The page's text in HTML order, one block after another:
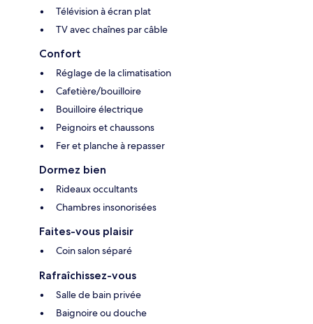
Télévision à écran plat
TV avec chaînes par câble
Confort
Réglage de la climatisation
Cafetière/bouilloire
Bouilloire électrique
Peignoirs et chaussons
Fer et planche à repasser
Dormez bien
Rideaux occultants
Chambres insonorisées
Faites-vous plaisir
Coin salon séparé
Rafraîchissez-vous
Salle de bain privée
Baignoire ou douche